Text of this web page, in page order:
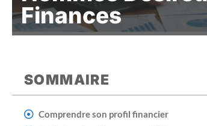
Finances
SOMMAIRE
Comprendre son profil financier